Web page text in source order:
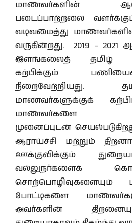
மாணவர்களின்
படைப்பாற்றலை
வடிவமைத்து
வருகின்றது. 2019 –
இளங்கலைத் தமிழ்
கற்பிக்கும்
நிறைவேற்றியது.
மாணவர்களுக்குக்
மாணவர்களை
முனைப்புடன்
ஆராய்ச்சி மற்றும்
ஊக்குவிக்கும்
வல்லுநர்களைக்
சொற்பொழிவுகளையும்
போட்டிகளை
அவர்களின்